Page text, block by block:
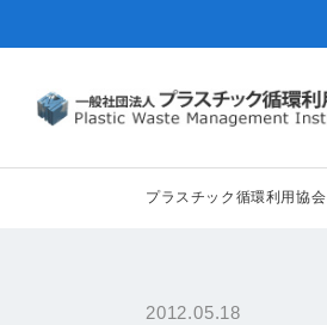
プラスチック循環利用協会
2012.05.18